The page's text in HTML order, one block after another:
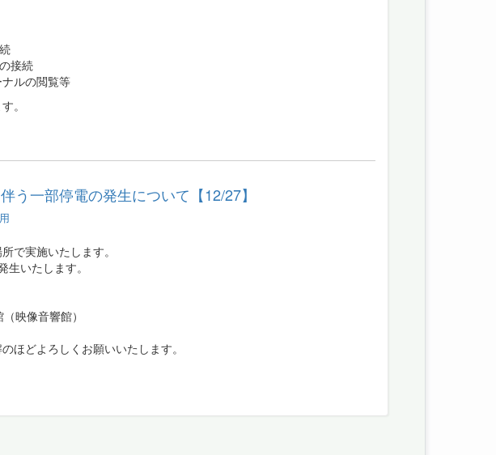
接続
ルの閲覧等
。
う一部停電の発生について【12/27】
で実施いたします。
いたします。
映像音響館）
ほどよろしくお願いいたします。